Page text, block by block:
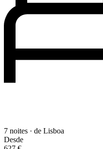
7 noites · de Lisboa
Desde